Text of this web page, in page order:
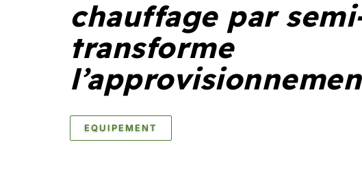
chauffage par
transforme
EQUIPEMENT